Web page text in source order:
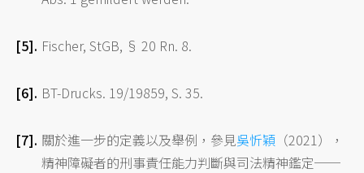
Fischer, StGB, § 20 Rn. 8.
BT-Drucks. 19/19859, S. 35.
關於進一步的定義以及舉例，參見吳忻穎 （2021），
精神障礙者的刑事責任能力判斷與司法精神鑑定──